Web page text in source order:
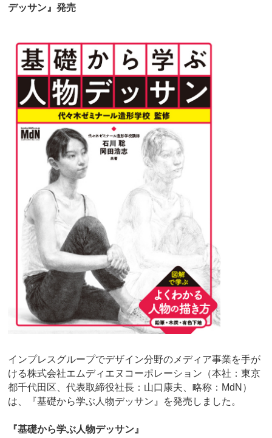
デッサン』発売
インプレスグループでデザイン分野のメディア事業を手が
ける株式会社エムディエヌコーポレーション（本社：東京
都千代田区、代表取締役社長：山口康夫、略称：MdN）
は、『基礎から学ぶ人物デッサン』を発売しました。
『基礎から学ぶ人物デッサン』